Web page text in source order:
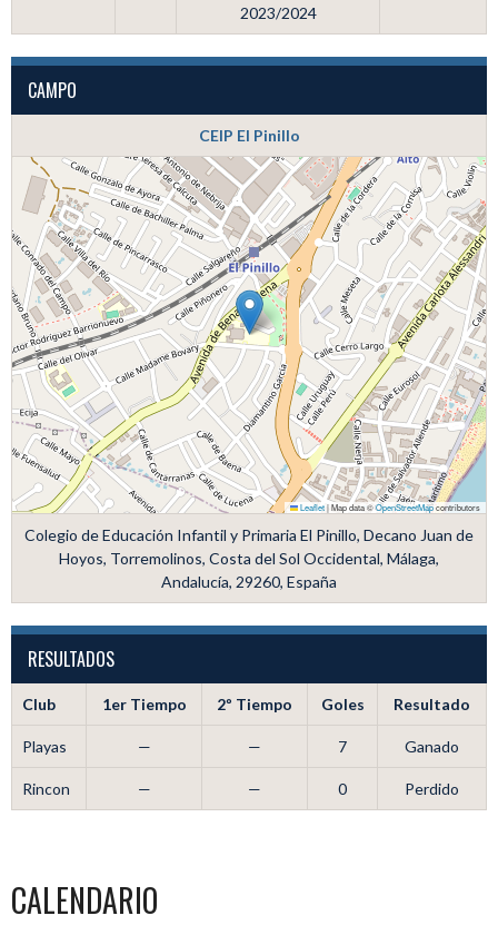
2023/2024
CAMPO
CEIP El Pinillo
Leaflet|Map data ©OpenStreetMapcontributors
Colegio de Educación Infantil y Primaria El Pinillo, Decano Juan de
Hoyos, Torremolinos, Costa del Sol Occidental, Málaga,
Andalucía, 29260, España
RESULTADOS
Club 1er Tiempo 2º Tiempo Goles Resultado
Playas — — 7 Ganado
Rincon — — 0 Perdido
CALENDARIO